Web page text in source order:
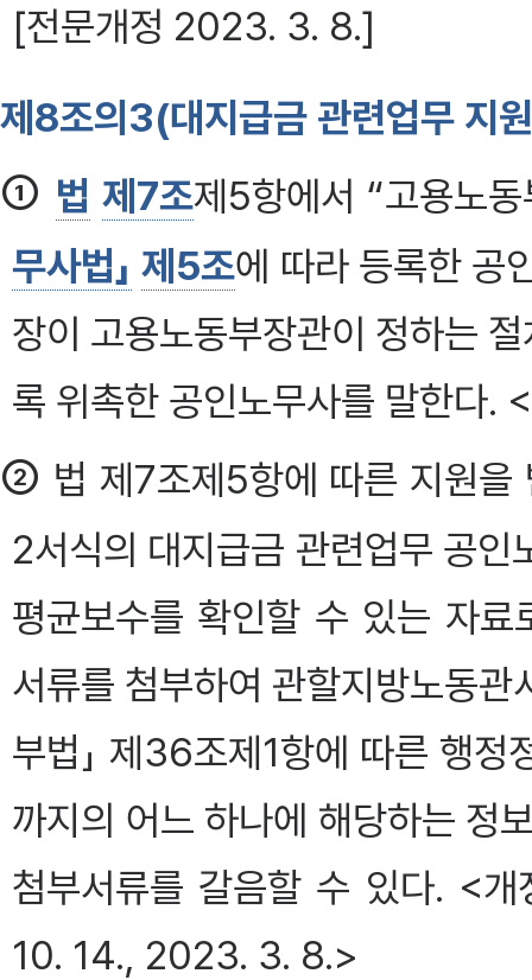
[전문개정 2023. 3. 8.]
제8조의3(대지급금 관련업무 지
① 법 제7조제5항에서 “고용노
무사법」 제5조에 따라 등록한 공
장이 고용노동부장관이 정하는
록 위촉한 공인노무사를 말한
② 법 제7조제5항에 따른 지원
2서식의 대지급금 관련업무 공인
평균보수를 확인할 수 있는 자
서류를 첨부하여 관할지방노동관
부법」 제36조제1항에 따른 행
까지의 어느 하나에 해당하는 정
첨부서류를 갈음할 수 있다.
10. 14., 2023. 3. 8.>